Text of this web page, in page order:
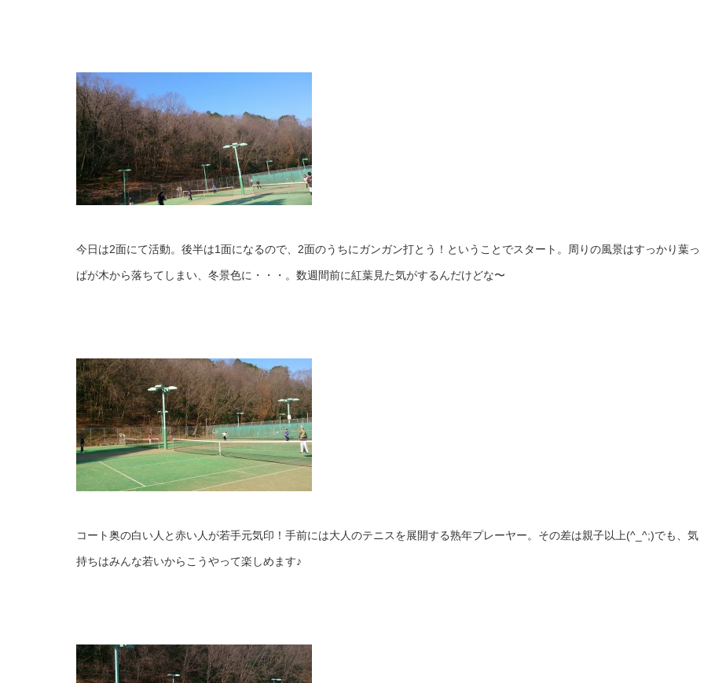
今日は2面にて活動。後半は1面になるので、2面のうちにガンガン打とう！ということでスタート。周りの風景はすっかり葉っ
ぱが木から落ちてしまい、冬景色に・・・。数週間前に紅葉見た気がするんだけどな〜
コート奥の白い人と赤い人が若手元気印！手前には大人のテニスを展開する熟年プレーヤー。その差は親子以上(^_^;)でも、気
持ちはみんな若いからこうやって楽しめます♪